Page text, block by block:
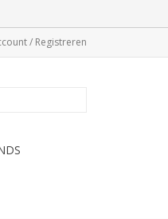
/ Registreren